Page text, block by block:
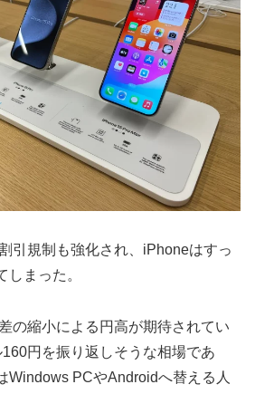
引規制も強化され、iPhoneはすっ
しまった。
の縮小による円高が期待されてい
円を振り返しそうな相場であ
Windows PCやAndroidへ替える人